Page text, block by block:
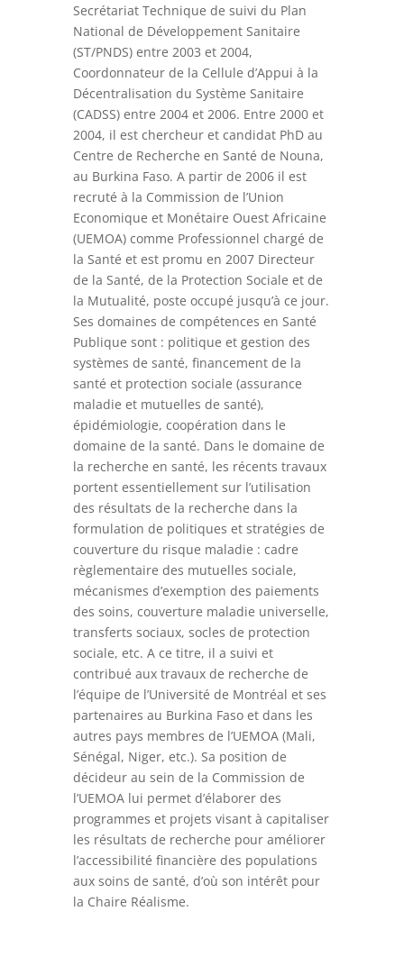
Secrétariat Technique de suivi du Plan
National de Développement Sanitaire
(ST/PNDS) entre 2003 et 2004,
Coordonnateur de la Cellule d’Appui à la
Décentralisation du Système Sanitaire
(CADSS) entre 2004 et 2006. Entre 2000 et
2004, il est chercheur et candidat PhD au
Centre de Recherche en Santé de Nouna,
au Burkina Faso. A partir de 2006 il est
recruté à la Commission de l’Union
Economique et Monétaire Ouest Africaine
(UEMOA) comme Professionnel chargé de
la Santé et est promu en 2007 Directeur
de la Santé, de la Protection Sociale et de
la Mutualité, poste occupé jusqu’à ce jour.
Ses domaines de compétences en Santé
Publique sont : politique et gestion des
systèmes de santé, financement de la
santé et protection sociale (assurance
maladie et mutuelles de santé),
épidémiologie, coopération dans le
domaine de la santé. Dans le domaine de
la recherche en santé, les récents travaux
portent essentiellement sur l’utilisation
des résultats de la recherche dans la
formulation de politiques et stratégies de
couverture du risque maladie : cadre
règlementaire des mutuelles sociale,
mécanismes d’exemption des paiements
des soins, couverture maladie universelle,
transferts sociaux, socles de protection
sociale, etc. A ce titre, il a suivi et
contribué aux travaux de recherche de
l’équipe de l’Université de Montréal et ses
partenaires au Burkina Faso et dans les
autres pays membres de l’UEMOA (Mali,
Sénégal, Niger, etc.). Sa position de
décideur au sein de la Commission de
l’UEMOA lui permet d’élaborer des
programmes et projets visant à capitaliser
les résultats de recherche pour améliorer
l’accessibilité financière des populations
aux soins de santé, d’où son intérêt pour
la Chaire Réalisme.